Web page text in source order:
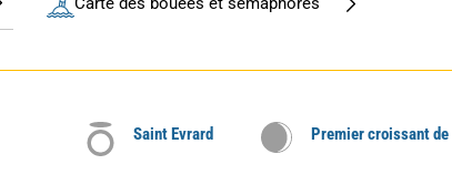
Saint Evrard Premier croissant de